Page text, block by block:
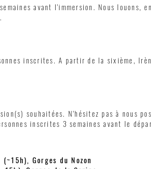
avant l'immersion. Nous louons,
inscrites. A partir de la sixième,
souhaitées. N'hésitez pas à nous
inscrites 3 semaines avant le
Gorges du Nozon